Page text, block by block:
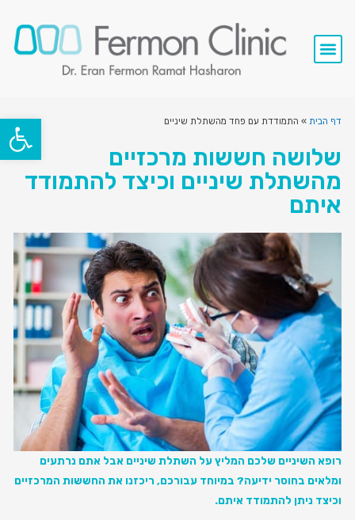
דף הבית » התמודדת עם פחד מהשתלת שיניים
שלושה חששות מרכזיים
מהשתלת שיניים וכיצד להתמודד
איתם
רופא השיניים שלכם המליץ על השתלת שיניים אבל אתם נרתעים
ומלאים בחוסר ידיעה? במיוחד עבורכם, ריכזנו את החששות המרכזיים
וכיצד ניתן להתמודד איתם.
פתח